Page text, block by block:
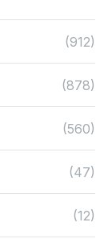
(912)
(878)
(560)
(47)
(12)